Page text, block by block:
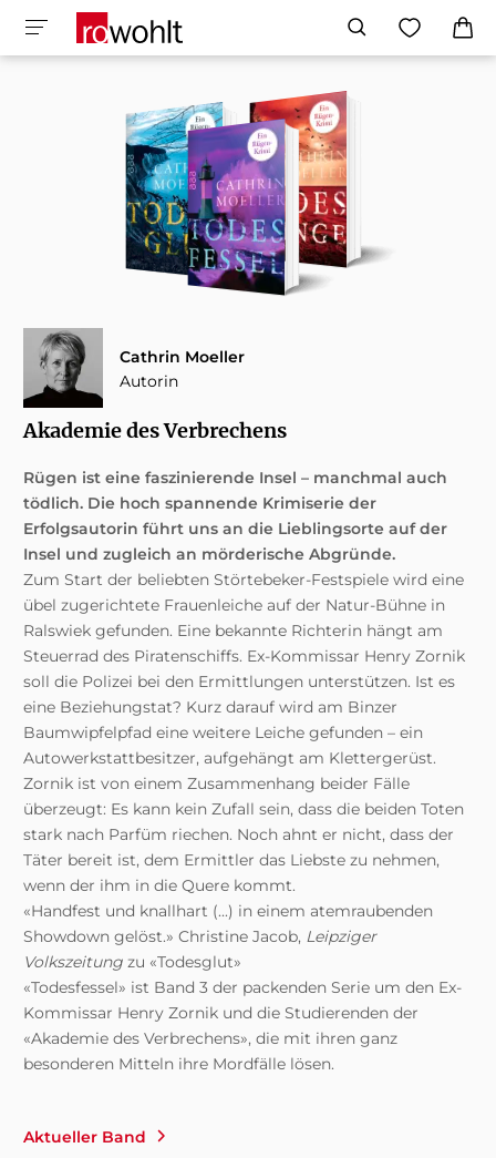
Cathrin Moeller
Autorin
Akademie des Verbrechens
Rügen ist eine faszinierende Insel – manchmal auch
tödlich. Die hoch spannende Krimiserie der
Erfolgsautorin führt uns an die Lieblingsorte auf der
Insel und zugleich an mörderische Abgründe.
Zum Start der beliebten Störtebeker-Festspiele wird eine
übel zugerichtete Frauenleiche auf der Natur-Bühne in
Ralswiek gefunden. Eine bekannte Richterin hängt am
Steuerrad des Piratenschiffs. Ex-Kommissar Henry Zornik
soll die Polizei bei den Ermittlungen unterstützen. Ist es
eine Beziehungstat? Kurz darauf wird am Binzer
Baumwipfelpfad eine weitere Leiche gefunden – ein
Autowerkstattbesitzer, aufgehängt am Klettergerüst.
Zornik ist von einem Zusammenhang beider Fälle
überzeugt: Es kann kein Zufall sein, dass die beiden Toten
stark nach Parfüm riechen. Noch ahnt er nicht, dass der
Täter bereit ist, dem Ermittler das Liebste zu nehmen,
wenn der ihm in die Quere kommt.
«Handfest und knallhart (...) in einem atemraubenden
Showdown gelöst.» Christine Jacob, Leipziger
Volkszeitung zu «Todesglut»
«Todesfessel» ist Band 3 der packenden Serie um den Ex-
Kommissar Henry Zornik und die Studierenden der
«Akademie des Verbrechens», die mit ihren ganz
besonderen Mitteln ihre Mordfälle lösen.
Aktueller Band